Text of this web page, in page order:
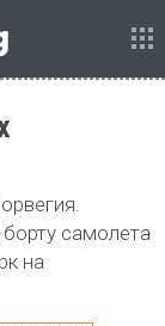
самолета
на